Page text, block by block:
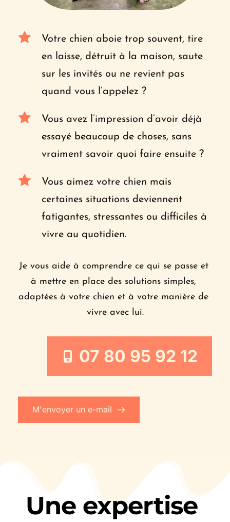
Votre chien aboie trop souvent, tire
en laisse, détruit à la maison, saute
sur les invités ou ne revient pas
quand vous l’appelez ?
Vous avez l’impression d’avoir déjà
essayé beaucoup de choses, sans
vraiment savoir quoi faire ensuite ?
Vous aimez votre chien mais
certaines situations deviennent
fatigantes, stressantes ou difficiles à
vivre au quotidien.
Je vous aide à comprendre ce qui se passe et
à mettre en place des solutions simples,
adaptées à votre chien et à votre manière de
vivre avec lui.
07 80 95 92 12
M'envoyer un e-mail
Une expertise